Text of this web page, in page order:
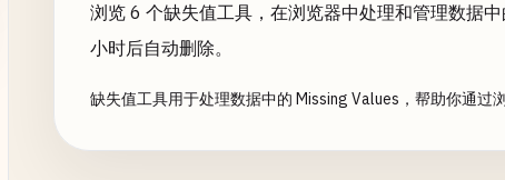
浏览 6 个缺失值工具，在浏览器中处理和管理数据
小时后自动删除。
缺失值工具用于处理数据中的 Missing Values，帮助你通过